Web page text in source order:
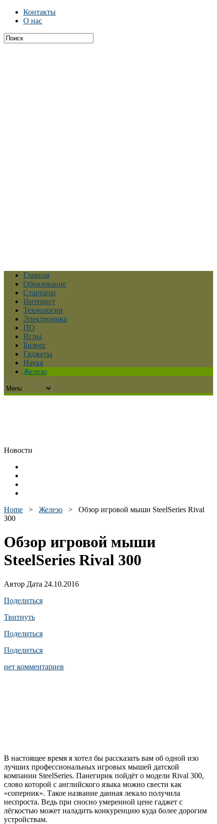
Контакты
О нас
Главная
Образование
Стартапы
Интернет
Технологии
Электроника
ПО
Игры
Бизнес
Гаджеты
Наука
Железо
Новости
Home > Железо > Обзор игровой мыши SteelSeries Rival
300
Обзор игровой мыши
SteelSeries Rival 300
Автор Дата 24.10.2016
Поделиться
Твитнуть
Поделиться
Поделиться
нет комментариев
В настоящее время я хотел бы рассказать вам об одной изо
лучших профессиональных игровых мышей датской
компании SteelSeries. Панегирик пойдёт о модели Rival 300,
слово которой с английского языка можно свести как
«соперник». Такое название данная лекало получила
неспроста. Ведь при сносно умеренной цене гаджет с
лёгкостью может наладить конкуренцию куда более дорогим
устройствам.